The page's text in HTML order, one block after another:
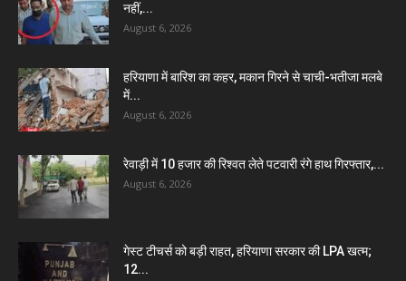
नहीं,...
August 6, 2026
हरियाणा में बारिश का कहर, मकान गिरने से चाची-भतीजा मलबे
में...
August 6, 2026
रेवाड़ी में 10 हजार की रिश्वत लेते पटवारी रंगे हाथ गिरफ्तार,...
August 6, 2026
गेस्ट टीचर्स को बड़ी राहत, हरियाणा सरकार की LPA खत्म;
12...